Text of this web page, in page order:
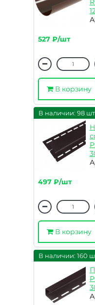
527 ₽/шт
В корзину
В наличии: 98 шт
497 ₽/шт
В корзину
В наличии: 160